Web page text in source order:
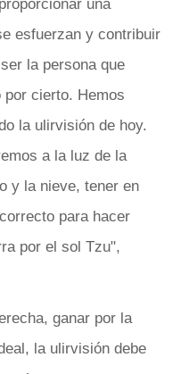
una
esfuerzan y contribuir
la persona que
por cierto. Hemos
la ulirvisión de hoy.
a la luz de la
y la nieve, tener en
para hacer
por el sol Tzu",
ganar por la
la ulirvisión debe